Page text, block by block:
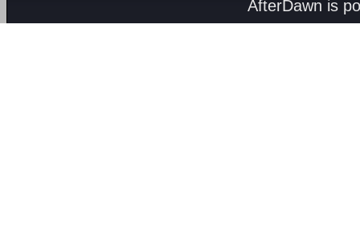
AfterDawn is